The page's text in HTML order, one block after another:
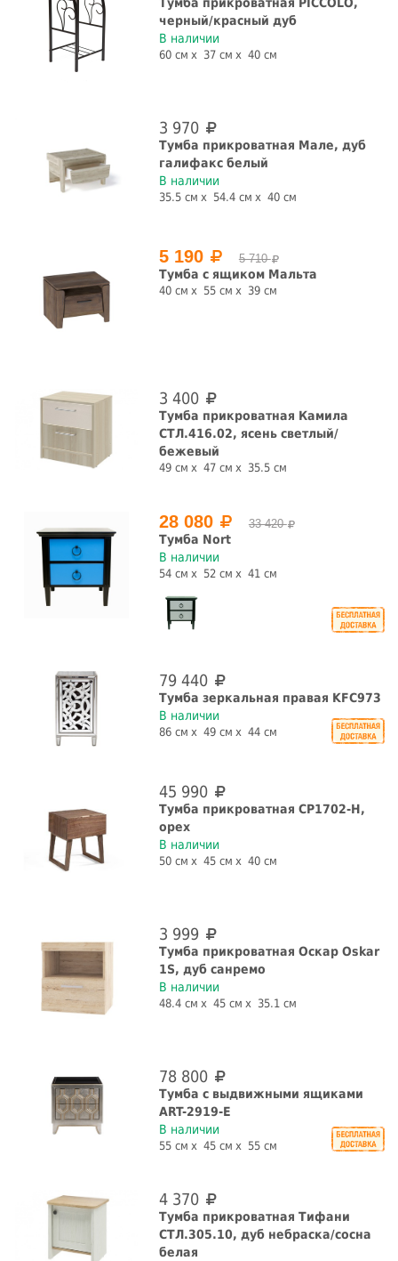
Тумба прикроватная PICCOLO,
черный/красный дуб
В наличии
60 см 37 см 40 см
3 970
Тумба прикроватная Мале, дуб
галифакс белый
В наличии
35.5 см 54.4 см 40 см
5 190 5 710
Тумба с ящиком Мальта
40 см 55 см 39 см
3 400
Тумба прикроватная Камила
СТЛ.416.02, ясень светлый/
бежевый
49 см 47 см 35.5 см
28 080 33 420
Тумба Nort
В наличии
54 см 52 см 41 см
79 440
Тумба зеркальная правая KFC973
В наличии
86 см 49 см 44 см
45 990
Тумба прикроватная CP1702-H,
орех
В наличии
50 см 45 см 40 см
3 999
Тумба прикроватная Оскар Oskar
1S, дуб санремо
В наличии
48.4 см 45 см 35.1 см
78 800
Тумба с выдвижными ящиками
ART-2919-E
В наличии
55 см 45 см 55 см
4 370
Тумба прикроватная Тифани
СТЛ.305.10, дуб небраска/сосна
белая